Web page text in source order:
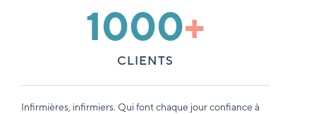
CLIENTS
1000+
Infirmières, infirmiers. Qui font chaque jour confiance à